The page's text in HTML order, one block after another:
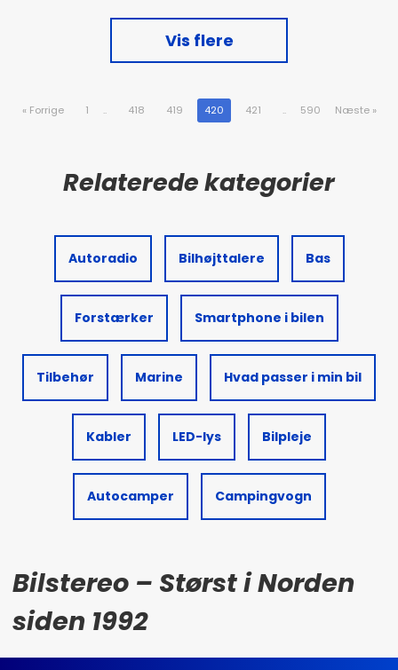
Vis flere
« Forrige 1 .. 418 419 420 421 .. 590 Næste »
Autoradio Bilhøjttalere Bas
Forstærker Smartphone i bilen
Tilbehør Marine Hvad passer i min bil
Kabler LED-lys Bilpleje
Autocamper Campingvogn
Bilstereo – Størst i Norden
siden 1992